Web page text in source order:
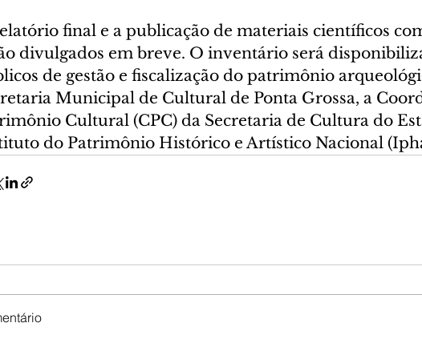
final e a publicação de materiais científicos
divulgados em breve. O inventário será
de gestão e fiscalização do patrimônio
Municipal de Cultural de Ponta Grossa, a
Cultural (CPC) da Secretaria de Cultura do
do Patrimônio Histórico e Artístico Nacional